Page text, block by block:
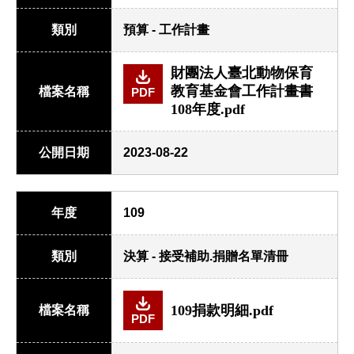
類別 預算 - 工作計畫
檔案名稱 PDF
財團法人臺北動物保育
教育基金會工作計畫書
108年度.pdf
公開日期 2023-08-22
年度 109
類別 決算 - 接受補助.捐贈名單清冊
檔案名稱
PDF
109捐款明細.pdf